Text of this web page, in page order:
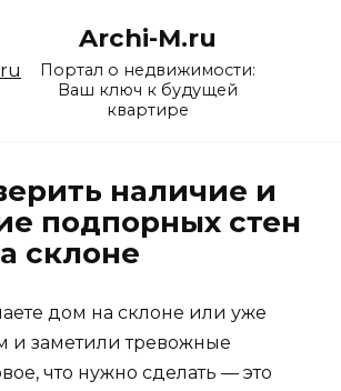
Archi-M.ru
Портал о недвижимости:
Ваш ключ к будущей
квартире
наличие и
подпорных стен
склоне
дом на склоне или уже
и заметили тревожные
что нужно сделать — это